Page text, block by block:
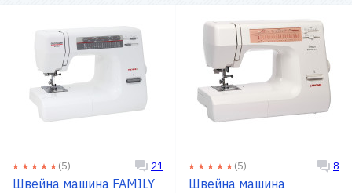
(5) 21
Швейна машина FAMILY
(5) 8
Швейна машина